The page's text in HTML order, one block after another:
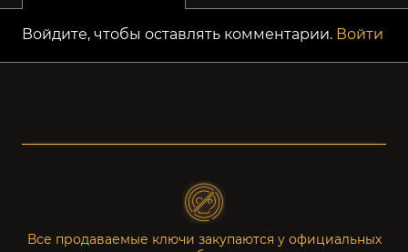
Войдите, чтобы оставлять комментарии. Войти
Все продаваемые ключи закупаются у официальных